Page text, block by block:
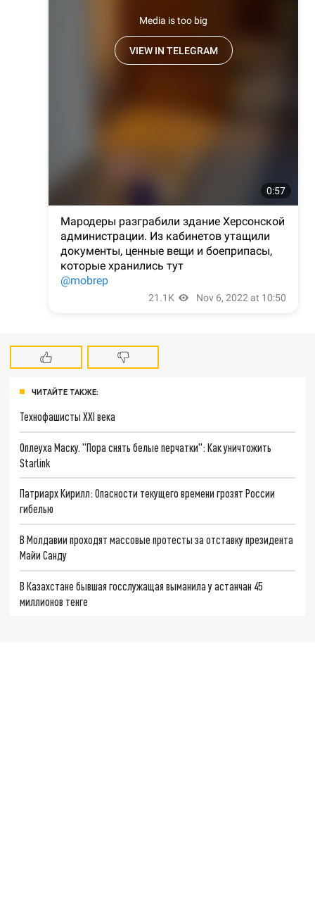
ЧИТАЙТЕ ТАКЖЕ:
Технофашисты XXI века
Оплеуха Маску. "Пора снять белые перчатки": Как уничтожить
Starlink
Патриарх Кирилл: Опасности текущего времени грозят России
гибелью
В Молдавии проходят массовые протесты за отставку президента
Майи Санду
В Казахстане бывшая госслужащая выманила у астанчан 45
миллионов тенге